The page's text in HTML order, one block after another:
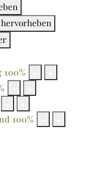
100%
100%